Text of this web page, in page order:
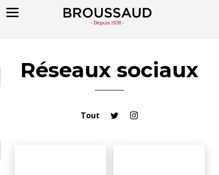
Réseaux sociaux
Tout